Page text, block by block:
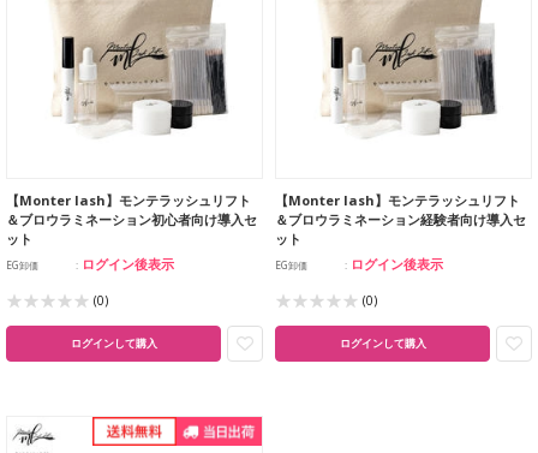
【Monter lash】モンテラッシュリフト
＆ブロウラミネーション初心者向け導入セ
ット
EG卸価 ログイン後表示
(0)
ログインして購入
【Monter lash】モンテラッシュリフト
＆ブロウラミネーション経験者向け導入セ
ット
EG卸価 ログイン後表示
(0)
ログインして購入